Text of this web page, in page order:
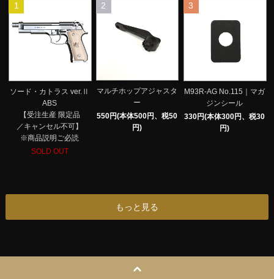
1
ソード・カトラス ver.Ⅱ
ABS
【受注生産 限定品
／キャンセル不可】
※商品説明ご必読
SOLD OUT
2
マルチホップアジャスタ
ー
550円(本体500円、税50
円)
3
M93R-AG No.115｜マガ
ジンシール
330円(本体300円、税30
円)
もっと見る